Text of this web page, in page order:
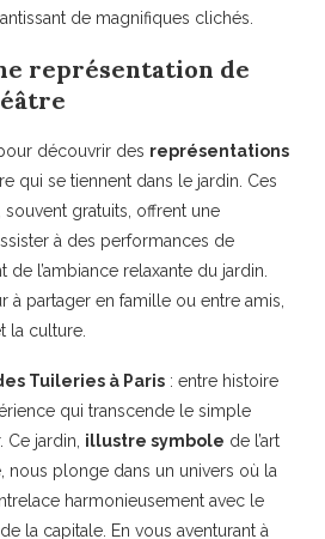
de magnifiques clichés.
représentation de
découvrir des représentations
qui se tiennent dans le jardin. Ces
gratuits, offrent une
à des performances de
de l’ambiance relaxante du jardin.
à partager en famille ou entre amis,
la culture.
Tuileries à Paris : entre histoire
qui transcende le simple
Ce jardin, illustre symbole de l’art
nous plonge dans un univers où la
harmonieusement avec le
la capitale. En vous aventurant à